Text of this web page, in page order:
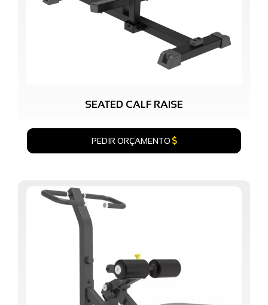
SEATED CALF RAISE
PEDIR ORÇAMENTO